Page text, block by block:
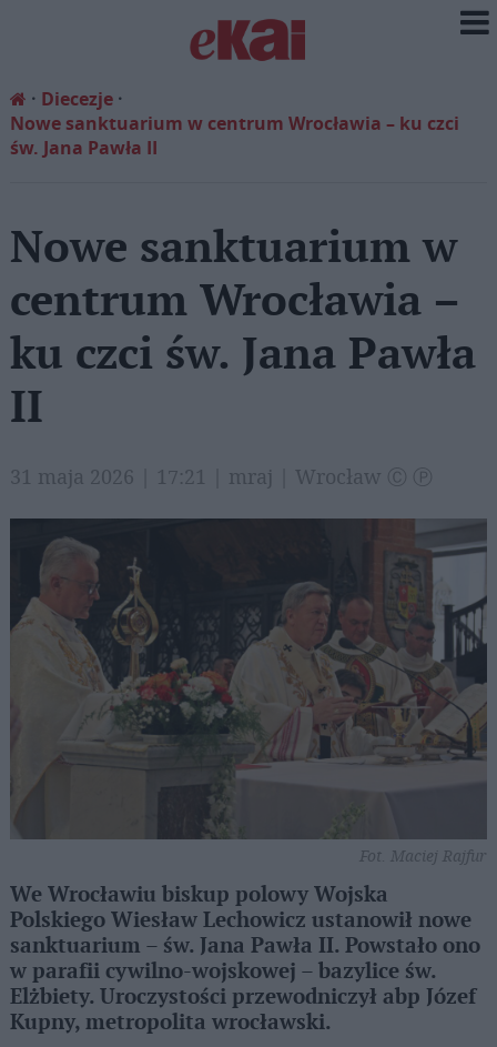
Diecezje
Nowe sanktuarium w centrum Wrocławia – ku czci
św. Jana Pawła II
Nowe sanktuarium w
centrum Wrocławia –
ku czci św. Jana Pawła
II
31 maja 2026 | 17:21 | mraj | Wrocław Ⓒ Ⓟ
Fot. Maciej Rajfur
We Wrocławiu biskup polowy Wojska
Polskiego Wiesław Lechowicz ustanowił nowe
sanktuarium – św. Jana Pawła II. Powstało ono
w parafii cywilno-wojskowej – bazylice św.
Elżbiety. Uroczystości przewodniczył abp Józef
Kupny, metropolita wrocławski.